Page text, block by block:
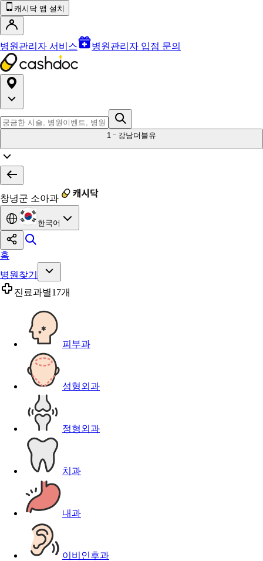
캐시닥 앱 설치
병원관리자 서비스 병원관리자 입점 문의
1 강남더블유
창녕군 소아과
한국어
홈
병원찾기
진료과별17개
피부과
성형외과
정형외과
치과
내과
이비인후과